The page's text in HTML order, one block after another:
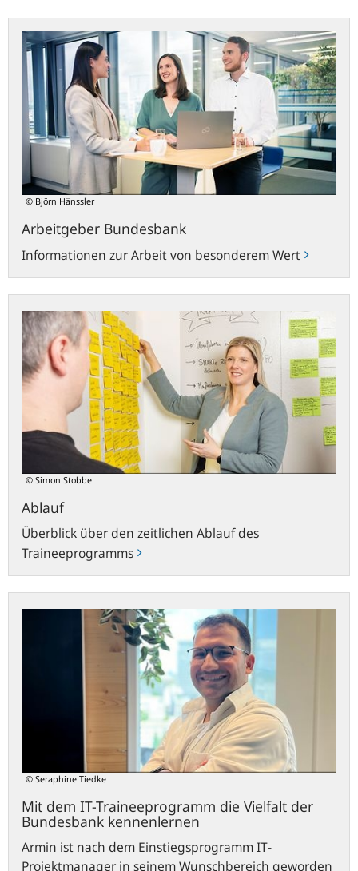
© Björn Hänssler
Arbeitgeber Bundesbank
Informationen zur Arbeit von besonderem Wert
Arbeitgeber
Bundesbank
© Simon Stobbe
Ablauf
Überblick über den zeitlichen Ablauf des
Traineeprogramms
© Seraphine Tiedke
Mit dem IT-Traineeprogramm die Vielfalt der
Bundesbank kennenlernen
Armin ist nach dem EinstiegsprogrammIT-
Projektmanager in seinem Wunschbereich geworden
Traineeprogramm